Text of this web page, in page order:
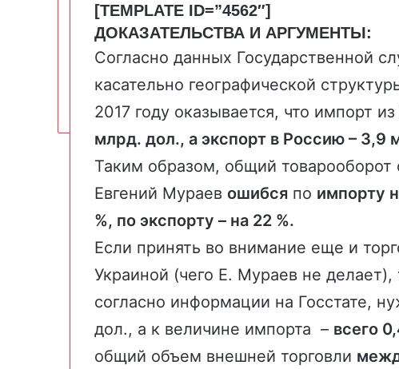
[TEMPLATE ID=”4562″]
ДОКАЗАТЕЛЬСТВА И АРГУМЕНТЫ:
Согласно данных Государственной
касательно географической
2017 году оказывается, что импорт
млрд. дол., а экспорт в Россию – 3,9
Таким образом, общий товарооборот
Евгений Мураев ошибся по импорту
%, по экспорту – на 22 %.
Если принять во внимание еще и
Украиной (чего Е. Мураев не
согласно информации на Госстате,
дол., а к величине импорта – всего
общий объем внешней торговли